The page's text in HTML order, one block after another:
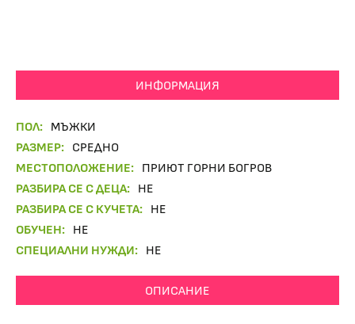
ИНФОРМАЦИЯ
ПОЛ: МЪЖКИ
РАЗМЕР: СРЕДНО
МЕСТОПОЛОЖЕНИЕ: ПРИЮТ ГОРНИ БОГРОВ
РАЗБИРА СЕ С ДЕЦА: НЕ
РАЗБИРА СЕ С КУЧЕТА: НЕ
ОБУЧЕН: НЕ
СПЕЦИАЛНИ НУЖДИ: НЕ
ОПИСАНИЕ